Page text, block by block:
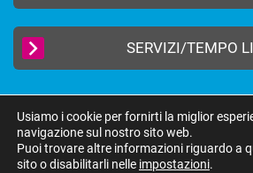
SERVIZI/TEMPO
2019 © FEDERAZIONE AUTONOMA BANCARI
Cookie Policy
Usiamo i cookie per fornirti la miglior
navigazione sul nostro sito web.
Puoi trovare altre informazioni riguardo a
sito o disabilitarli nelle impostazioni.